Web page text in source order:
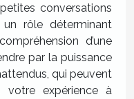
conversations
rôle déterminant
d’une
par la puissance
qui peuvent
votre expérience à